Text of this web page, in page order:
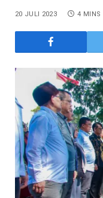
20 JULI 2023 4 MINS